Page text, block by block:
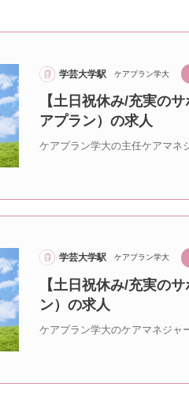
学芸大学駅 ケアプラン学大
【土日祝休み/充実の
アプラン）の求人
ケアプラン学大の主任ケアマネ
学芸大学駅 ケアプラン学大
【土日祝休み/充実の
ン）の求人
ケアプラン学大のケアマネジャ